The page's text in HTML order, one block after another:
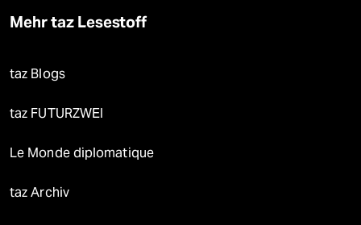
Mehr taz Lesestoff
taz Blogs
taz FUTURZWEI
Le Monde diplomatique
taz Archiv